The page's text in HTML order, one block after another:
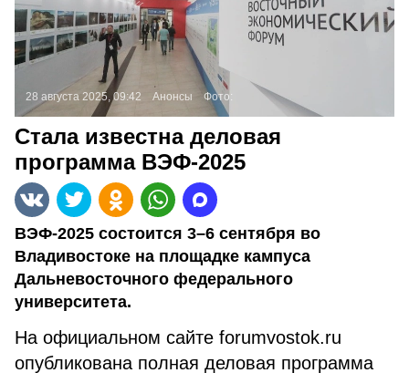
28 августа 2025, 09:42 Анонсы Фото:
Стала известна деловая
программа ВЭФ-2025
ВЭФ-2025 состоится 3–6 сентября во
Владивостоке на площадке кампуса
Дальневосточного федерального
университета.
На официальном сайте forumvostok.ru
опубликована полная деловая программа